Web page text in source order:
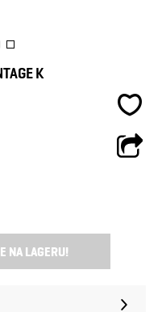
K
NA LAGERU!